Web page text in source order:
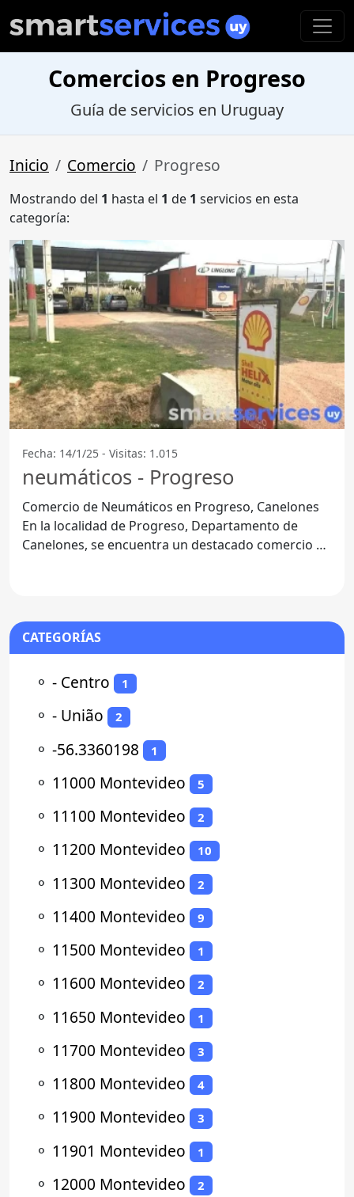
Comercios en Progreso
Guía de servicios en Uruguay
Inicio Comercio Progreso
Mostrando del 1 hasta el 1 de 1 servicios en esta
categoría:
Fecha: 14/1/25 - Visitas: 1.015
neumáticos - Progreso
Comercio de Neumáticos en Progreso, Canelones
En la localidad de Progreso, Departamento de
Canelones, se encuentra un destacado comercio de
CATEGORÍAS
⚬ - Centro 1
⚬ - União 2
⚬ -56.3360198 1
⚬ 11000 Montevideo 5
⚬ 11100 Montevideo 2
⚬ 11200 Montevideo 10
⚬ 11300 Montevideo 2
⚬ 11400 Montevideo 9
⚬ 11500 Montevideo 1
⚬ 11600 Montevideo 2
⚬ 11650 Montevideo 1
⚬ 11700 Montevideo 3
⚬ 11800 Montevideo 4
⚬ 11900 Montevideo 3
⚬ 11901 Montevideo 1
⚬ 12000 Montevideo 2